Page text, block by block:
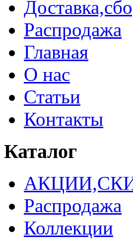
Распродажа
Главная
О нас
Статьи
Контакты
Каталог
Распродажа
Коллекции